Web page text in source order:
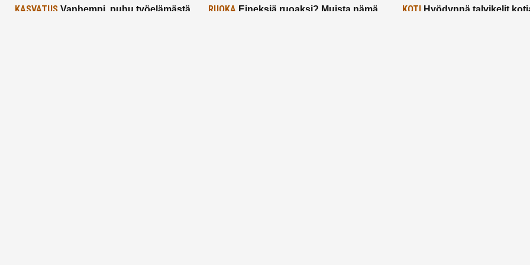
KASVATUS Vanhempi, puhu työelämästä
RUOKA Eineksiä ruoaksi? Muista nämä
KOTIHyödynnä talvikelit